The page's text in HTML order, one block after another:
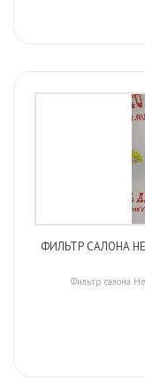
ФИЛЬТР САЛОНА
Фильтр салона